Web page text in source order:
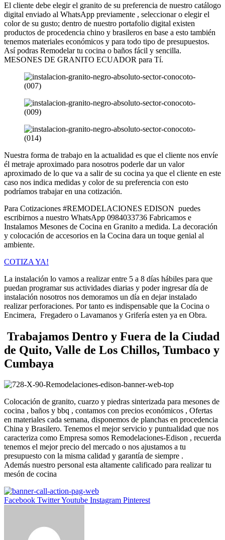
El cliente debe elegir el granito de su preferencia de nuestro catálogo
digital enviado al WhatsApp previamente , seleccionar o elegir el
color de su gusto; dentro de nuestro portafolio digital existen
productos de procedencia chino y brasileros en base a esto también
tenemos materiales económicos y para todo tipo de presupuestos.
Así podras Remodelar tu cocina o baños fácil y sencilla.
MESONES DE GRANITO ECUADOR para Tí.
Nuestra forma de trabajo en la actualidad es que el cliente nos envíe
él metraje aproximado para nosotros poderle dar un valor
aproximado de lo que va a salir de su cocina ya que el cliente en este
caso nos indica medidas y color de su preferencia con esto
podríamos trabajar en una cotización.
Para Cotizaciones #REMODELACIONES EDISON puedes
escribirnos a nuestro WhatsApp 0984033736 Fabricamos e
Instalamos Mesones de Cocina en Granito a medida. La decoración
y colocación de accesorios en la Cocina dara un toque genial al
ambiente.
COTIZA YA!
La instalación lo vamos a realizar entre 5 a 8 días hábiles para que
puedan programar sus actividades diarias y poder ingresar día de
instalación nosotros nos demoramos un día en dejar instalado
realizar perforaciones. Por tanto es indispensable que la Cocina o
Encimera, Fregadero o Lavamanos y Grifería esten ya en Obra.
Trabajamos Dentro y Fuera de la Ciudad
de Quito, Valle de Los Chillos, Tumbaco y
Cumbaya
Colocación de granito, cuarzo y piedras sinterizada para mesones de
cocina , baños y bbq , contamos con precios económicos , Ofertas
en materiales cada semana, disponemos de planchas en procedencia
China y Brasilero. Tenemos el mejor servicio y puntualidad que nos
caracteriza como Empresa somos Remodelaciones-Edison , recuerda
tenemos el mejor precio del mercado o nos ajustamos a tu
presupuesto con la misma calidad y garantía de siempre .
Además nuestro personal esta altamente calificado para realizar tu
mesón de cocina
Facebook TwitterYoutube Instagram Pinterest